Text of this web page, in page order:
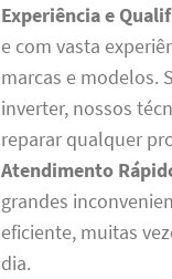
Experiência e
e com vasta
marcas e modelos.
inverter, nossos
reparar qualquer
Atendimento
grandes
eficiente, muitas
dia.